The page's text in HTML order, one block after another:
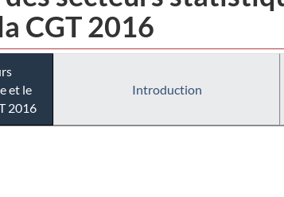
CGT 2016
et le
2016
Introduction